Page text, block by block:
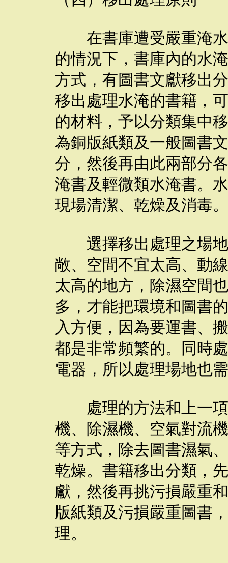
在書庫遭受嚴重淹水
的情況下，書庫內的水
方式，有圖書文獻移出
移出處理水淹的書籍，
的材料，予以分類集中
為銅版紙類及一般圖書
分，然後再由此兩部分
淹書及輕微類水淹書。
現場清潔、乾燥及消毒。
選擇移出處理之場地
敞、空間不宜太高、動
太高的地方，除濕空間
多，才能把環境和圖書
入方便，因為要運書、
都是非常頻繁的。同時
電器，所以處理場地也
處理的方法和上一項
機、除濕機、空氣對流
等方式，除去圖書濕氣
乾燥。書籍移出分類，
獻，然後再挑污損嚴重
版紙類及污損嚴重圖書
理。